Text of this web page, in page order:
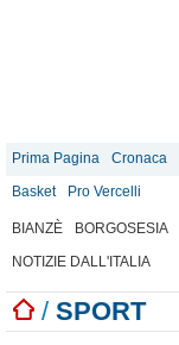
Prima Pagina Cronaca
Basket
Pro Vercelli
BIANZÈ BORGOSESIA
NOTIZIE DALL'ITALIA
/ SPORT